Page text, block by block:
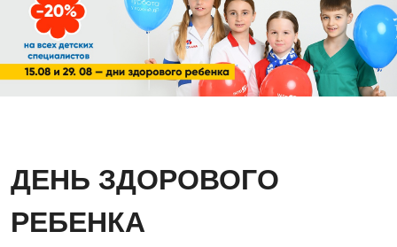
ДЕНЬ ЗДОРОВОГО
РЕБЕНКА